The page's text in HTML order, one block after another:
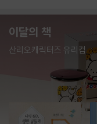
이달의 책
산리오캐릭터즈 유리컵